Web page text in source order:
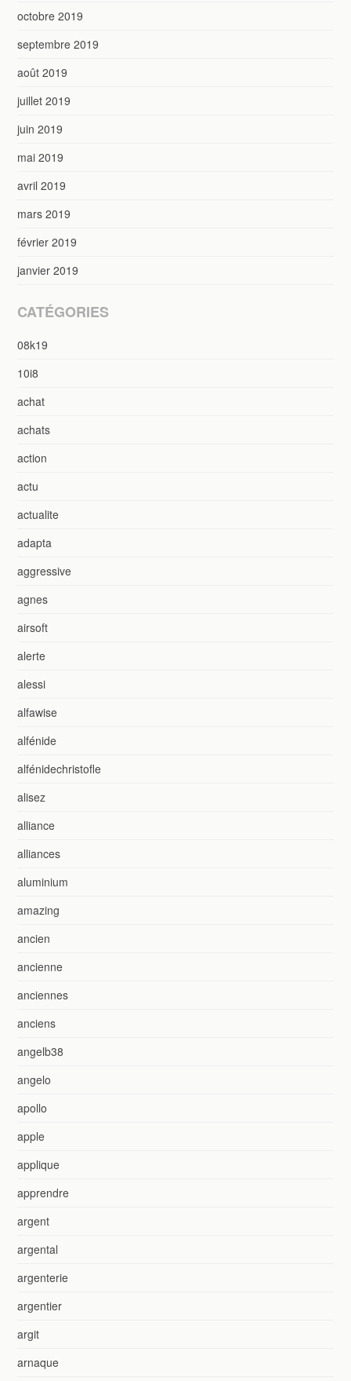
octobre 2019
septembre 2019
août 2019
juillet 2019
juin 2019
mai 2019
avril 2019
mars 2019
février 2019
janvier 2019
CATÉGORIES
08k19
10i8
achat
achats
action
actu
actualite
adapta
aggressive
agnes
airsoft
alerte
alessi
alfawise
alfénide
alfénidechristofle
alisez
alliance
alliances
aluminium
amazing
ancien
ancienne
anciennes
anciens
angelb38
angelo
apollo
apple
applique
apprendre
argent
argental
argenterie
argentier
argit
arnaque